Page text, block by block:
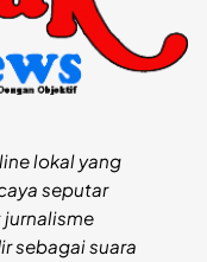
lokal yang
seputar
jurnalisme
sebagai suara